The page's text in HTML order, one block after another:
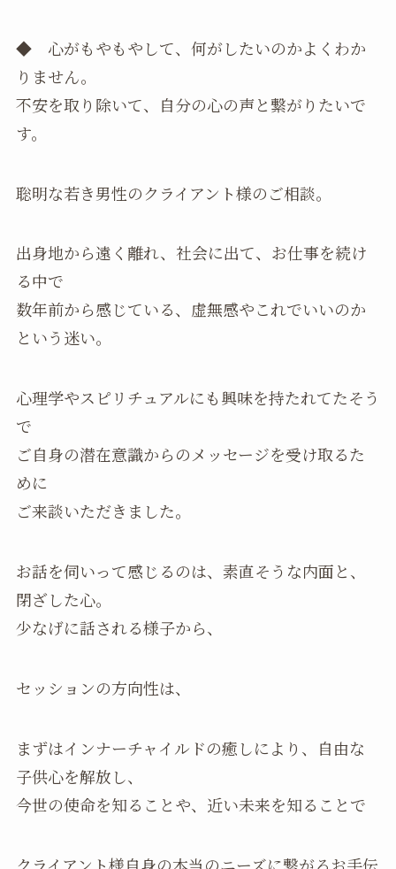
◆ 心がもやもやして、何がしたいのかよくわか
りません。
不安を取り除いて、自分の心の声と繋がりたいで
す。
聡明な若き男性のクライアント様のご相談。
出身地から遠く離れ、社会に出て、お仕事を続け
る中で
数年前から感じている、虚無感やこれでいいのか
という迷い。
心理学やスピリチュアルにも興味を持たれてたそう
で
ご自身の潜在意識からのメッセージを受け取るた
めに
ご来談いただきました。
お話を伺いって感じるのは、素直そうな内面と、
閉ざした心。
少なげに話される様子から、
セッションの方向性は、
まずはインナーチャイルドの癒しにより、自由な
子供心を解放し、
今世の使命を知ることや、近い未来を知ることで
クライアント様自身の本当のニーズに繋がるお手伝